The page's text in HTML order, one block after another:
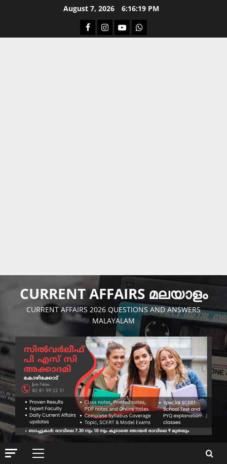
August 7, 2026 6:16:20 PM
Facebook
Instagram
YoutubeWhatsapp
CURRENT AFFAIRS മലയാളം
CURRENT AFFAIRS 2026 QUESTIONS AND ANSWERS
MALAYALAM
Primary